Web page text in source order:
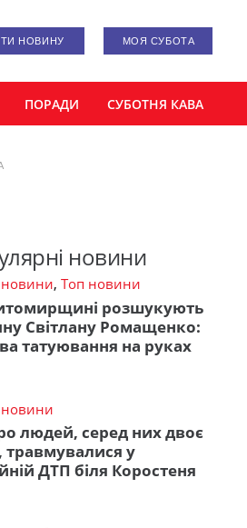
НОВИНУ МОЯ СУБОТА
ПОРАДИ СУБОТНЯ КАВА
новини
новини, Топ новини
розшукують
Світлану Ромащенко:
татуювання на руках
новини
людей, серед них двоє
травмувалися у
ДТП біля Коростеня